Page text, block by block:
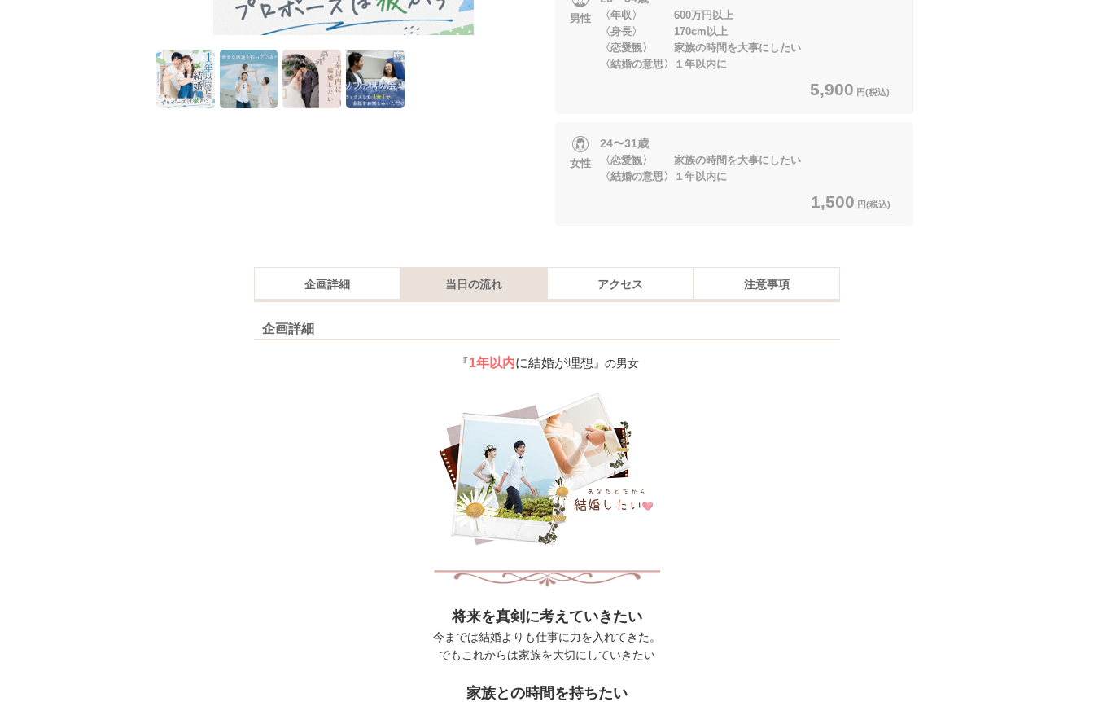
男性
〈年収〉 600万円以上
〈身長〉 170cm以上
〈恋愛観〉 家族の時間を大事にしたい
〈結婚の意思〉１年以内に
5,900 円(税込)
女性
24〜31歳
〈恋愛観〉 家族の時間を大事にしたい
〈結婚の意思〉１年以内に
1,500 円(税込)
企画詳細 当日の流れ アクセス 注意事項
企画詳細
『1年以内に結婚が理想 』の男女
将来を真剣に考えていきたい
今までは結婚よりも仕事に力を入れてきた。
でもこれからは家族を大切にしていきたい
家族との時間を持ちたい